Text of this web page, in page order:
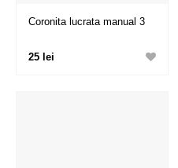
Coronita lucrata manual 3
25 lei